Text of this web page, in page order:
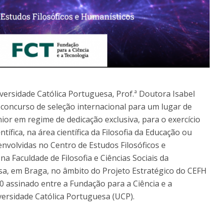
Católica Braga Executive Academy
Apresentação
Programas
Diretório de Contactos
Católica Portuguesa, Prof.ª Doutora Isabel
de seleção internacional para um lugar de
em regime de dedicação exclusiva, para o exercício
na área científica da Filosofia da Educação ou
no Centro de Estudos Filosóficos e
Faculdade de Filosofia e Ciências Sociais da
em Braga, no âmbito do Projeto Estratégico do CEFH
entre a Fundação para a Ciência e a
Católica Portuguesa (UCP).